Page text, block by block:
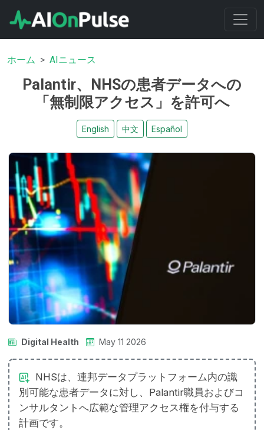
ホーム AIニュース
Palantir、NHSの患者データへの
「無制限アクセス」を許可へ
English 中文 Español
Digital Health May 11 2026
NHSは、連邦データプラットフォーム内の識
別可能な患者データに対し、Palantir職員およびコ
ンサルタントへ広範な管理アクセス権を付与する
計画です。